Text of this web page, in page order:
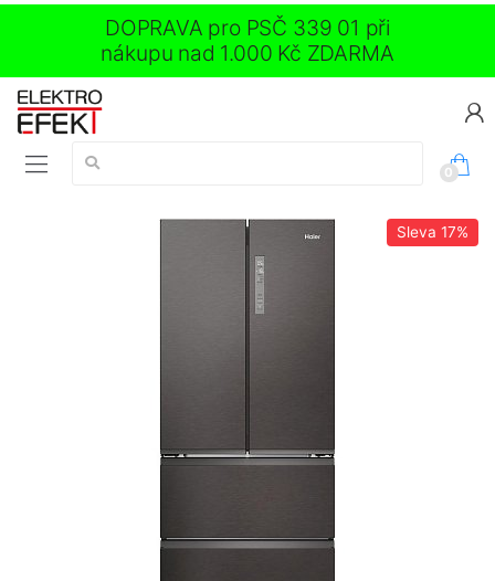
DOPRAVA pro PSČ 339 01 při
nákupu nad 1.000 Kč ZDARMA
Vyhledávání:
0
Sleva 17%